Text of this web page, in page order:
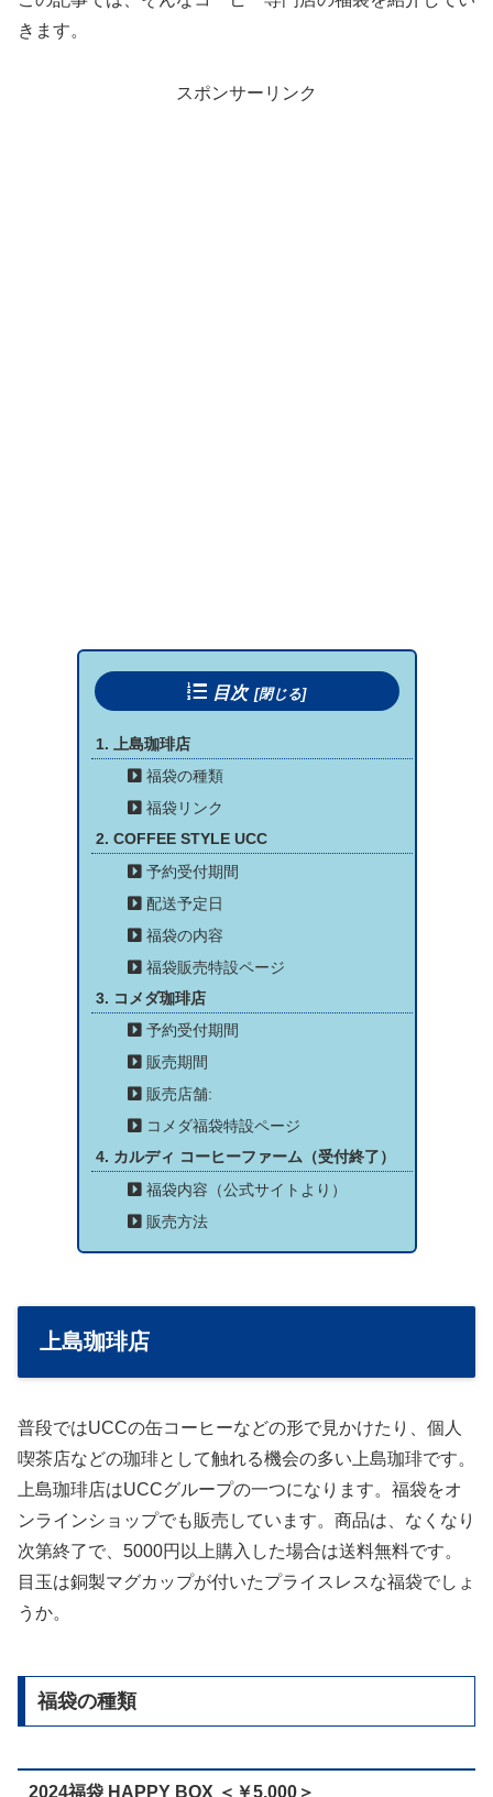
きます。
スポンサーリンク
目次
上島珈琲店
福袋の種類
福袋リンク
COFFEE STYLE UCC
予約受付期間
配送予定日
福袋の内容
福袋販売特設ページ
コメダ珈琲店
予約受付期間
販売期間
販売店舗:
コメダ福袋特設ページ
カルディ コーヒーファーム（受付終了）
福袋内容（公式サイトより）
販売方法
上島珈琲店
普段ではUCCの缶コーヒーなどの形で見かけたり、個人
喫茶店などの珈琲として触れる機会の多い上島珈琲です。
上島珈琲店はUCCグループの一つになります。福袋をオ
ンラインショップでも販売しています。商品は、なくなり
次第終了で、5000円以上購入した場合は送料無料です。
目玉は銅製マグカップが付いたプライスレスな福袋でしょ
うか。
福袋の種類
2024福袋 HAPPY BOX ＜￥5,000＞